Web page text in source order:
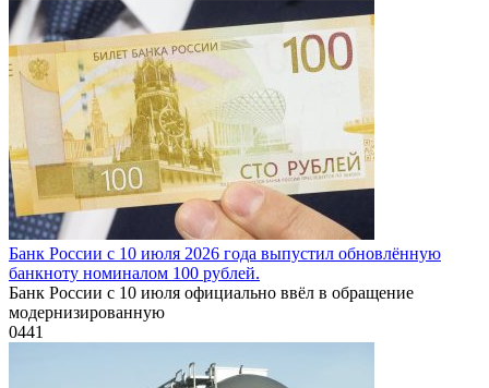
Банк России с 10 июля 2026 года выпустил обновлённую
банкноту номиналом 100 рублей.
Банк России с 10 июля официально ввёл в обращение
модернизированную
0441